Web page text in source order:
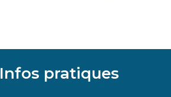
Infos pratiques